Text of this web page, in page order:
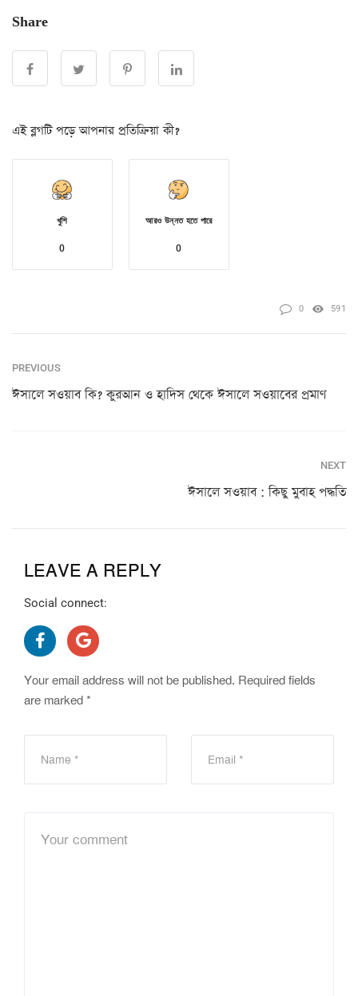
Share
এই ব্লগটি পড়ে আপনার প্রতিক্রিয়া কী?
খুশি
0
আরও উন্নত হতে পারে
0
0 591
PREVIOUS
ঈসালে সওয়াব কি? কুরআন ও হাদিস থেকে ঈসালে সওয়াবের প্রমাণ
NEXT
ঈসালে সওয়াব : কিছু মুবাহ পদ্ধতি
LEAVE A REPLY
Social connect:
Your email address will not be published. Required fields
are marked *